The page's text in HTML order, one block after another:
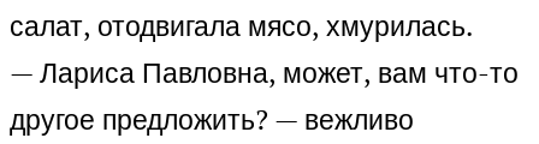
салат, отодвигала мясо, хмурилась.
— Лариса Павловна, может, вам что-то
другое предложить? — вежливо